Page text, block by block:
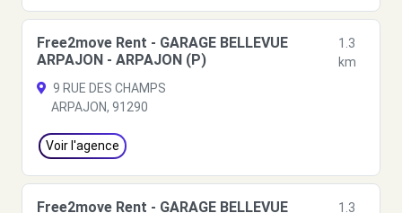
Free2move Rent - GARAGE BELLEVUE
ARPAJON - ARPAJON (P)
1.3
km
9 RUE DES CHAMPS
ARPAJON, 91290
Voir l'agence
Free2move Rent - GARAGE BELLEVUE
1.3